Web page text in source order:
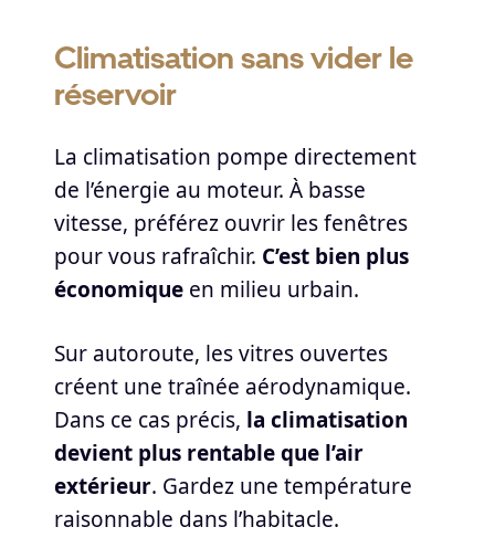
Climatisation sans vider le
réservoir
La climatisation pompe directement
de l’énergie au moteur. À basse
vitesse, préférez ouvrir les fenêtres
pour vous rafraîchir. C’est bien plus
économiqueen milieu urbain.
Sur autoroute, les vitres ouvertes
créent une traînée aérodynamique.
Dans ce cas précis, la climatisation
devient plus rentable que l’air
extérieur. Gardez une température
raisonnable dans l’habitacle.